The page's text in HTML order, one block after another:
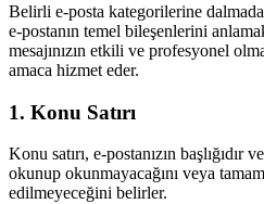
Belirli e-posta kategorilerine
e-postanın temel bileşenlerini
mesajınızın etkili ve profesyonel
amaca hizmet eder.
1. Konu Satırı
Konu satırı, e-postanızın başlığıdır
okunup okunmayacağını veya
edilmeyeceğini belirler.